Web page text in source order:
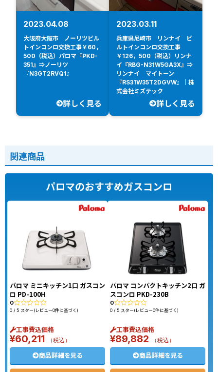
2023.04.08
大阪府大阪市 ノーリツビル
トインコンロ交換工事￥60，
500（税込）パロマ『PKD-
351』⇒ノーリツ
『N3GT2RVQ1』
詳しく見る
2023.03.11
兵庫県尼崎市 リンナイ ビ
ルトインコンロ交換工事
￥126，500（税込）リンナ
イ『RBG-N31W5GA3X』⇒
リンナイ マイトーン
『RS31W35T2DGVW』｜株
式会社ミズテック
詳しく見る
関連商品
パロマのおすすめガスコンロ
パロマ ミニキッチン1口 ガスコン
ロ PD-100H
0
0 / 5 スター(レビュー0件に基づく)
工事費込価格
¥60,211 （税込）
商品詳細を見る
パロマ コンパクトキッチン2口 ガ
スコンロ PKD-230B
0
0 / 5 スター(レビュー0件に基づく)
工事費込価格
¥89,882 （税込）
商品詳細を見る